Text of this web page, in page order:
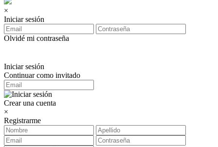
×
Iniciar sesión
Olvidé mi contraseña
Iniciar sesión
Continuar como invitado
Crear una cuenta
×
Registrarme